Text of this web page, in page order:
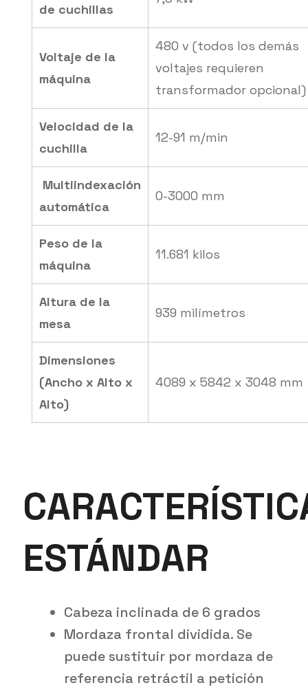
de cuchillas
Voltaje de la
máquina
480 v (todos los demás
voltajes requieren
transformador opcional)
Velocidad de la
cuchilla
12-91 m/min
Multiindexación
automática
0-3000 mm
Peso de la
máquina
11.681 kilos
Altura de la
mesa
939 milímetros
Dimensiones
(Ancho x Alto x
Alto)
4089 x 5842 x 3048 mm
ESTÁNDAR
Cabeza inclinada de 6 grados
Mordaza frontal dividida. Se
puede sustituir por mordaza de
referencia retráctil a petición